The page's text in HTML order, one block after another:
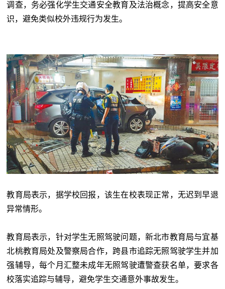
调查，务必强化学生交通安全教育及法治概念，提高安全意
识，避免类似校外违规行为发生。
教育局表示，据学校回报，该生在校表现正常，无迟到早退
异常情形。
教育局表示，针对学生无照驾驶问题，新北市教育局与宜基
北桃教育局处及警察局合作，跨县市追踪无照驾驶学生并加
强辅导，每个月汇整未成年无照驾驶遭警查获名单，要求各
校落实追踪与辅导，避免学生交通意外事故发生。